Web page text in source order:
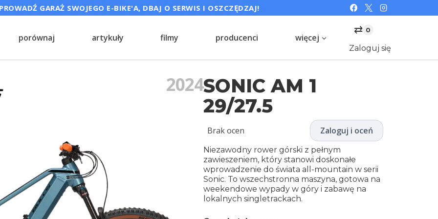
GARAŻ SWOJEGO E-BIKE'A, DBAJ O SERWIS I OSZCZĘDZAJ!
porównaj artykuły filmy producenci więcej
⇄ 0
Zaloguj się
2024SONIC AM 1
29/27.5
Brak ocen Zaloguj i oceń
Niezawodny rower górski z pełnym
zawieszeniem, który stanowi doskonałe
wprowadzenie do świata all-mountain w serii
Sonic. To wszechstronna maszyna, gotowa na
weekendowe wypady w góry i zabawę na
lokalnych singletrackach.